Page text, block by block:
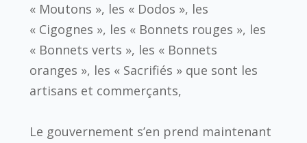
« Moutons », les « Dodos », les
« Cigognes », les « Bonnets rouges », les
« Bonnets verts », les « Bonnets
oranges », les « Sacrifiés » que sont les
artisans et commerçants,
Le gouvernement s’en prend maintenant